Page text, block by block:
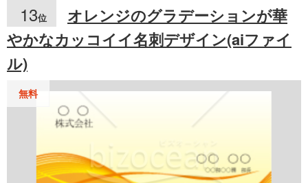
「数字と概要を詳細に記載」「営業活動の実績
を詳しく報告」「上司のコメントは簡潔にまと
める」。Word（ワード）データ形式で提供され
ているため、文章の編集やフォントデザインの
カスタマイズも簡単に行えます。手軽に利用で
きるテンプレートを無料でダウンロードして、
営業月報の作成を効率化しましょう。
13位
オレンジのグラデーションが華
やかなカッコイイ名刺デザイン(aiファイ
ル)
無料